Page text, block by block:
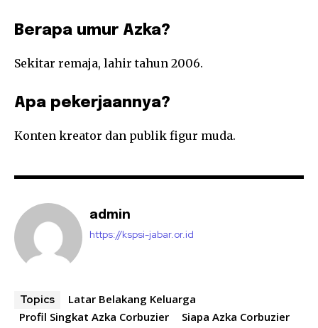
Berapa umur Azka?
Sekitar remaja, lahir tahun 2006.
Apa pekerjaannya?
Konten kreator dan publik figur muda.
admin
https://kspsi-jabar.or.id
Topics
Latar Belakang Keluarga
Profil Singkat Azka Corbuzier
Siapa Azka Corbuzier